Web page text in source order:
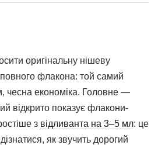
оригінальну нішеву
флакона: той самий
чесна економіка. Головне —
відкрито показує флакони-
з відливанта на 3–5 мл: це
як звучить дорогий